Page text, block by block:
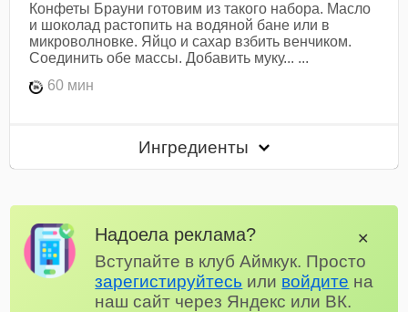
Конфеты Брауни готовим из такого набора. Масло
и шоколад растопить на водяной бане или в
микроволновке. Яйцо и сахар взбить венчиком.
Соединить обе массы. Добавить муку... ...
60 мин
Ингредиенты
Надоела реклама?
Вступайте в клуб Аймкук. Просто
зарегистируйтесь или войдите на
наш сайт через Яндекс или ВК.
✕